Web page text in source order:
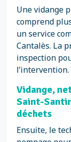
Une vidange
comprend
un service
Cantalès. La
inspection
l’intervention.
Vidange,
Saint-
déchets
Ensuite, le